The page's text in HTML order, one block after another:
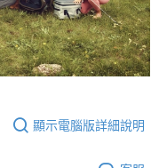
顯示電腦版詳細說明